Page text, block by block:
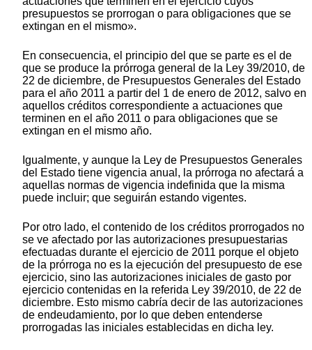
presupuestos se prorrogan o para obligaciones que se
extingan en el mismo».
En consecuencia, el principio del que se parte es el de
que se produce la prórroga general de la Ley 39/2010, de
22 de diciembre, de Presupuestos Generales del Estado
para el año 2011 a partir del 1 de enero de 2012, salvo en
aquellos créditos correspondiente a actuaciones que
terminen en el año 2011 o para obligaciones que se
extingan en el mismo año.
Igualmente, y aunque la Ley de Presupuestos Generales
del Estado tiene vigencia anual, la prórroga no afectará a
aquellas normas de vigencia indefinida que la misma
puede incluir; que seguirán estando vigentes.
Por otro lado, el contenido de los créditos prorrogados no
se ve afectado por las autorizaciones presupuestarias
efectuadas durante el ejercicio de 2011 porque el objeto
de la prórroga no es la ejecución del presupuesto de ese
ejercicio, sino las autorizaciones iniciales de gasto por
ejercicio contenidas en la referida Ley 39/2010, de 22 de
diciembre. Esto mismo cabría decir de las autorizaciones
de endeudamiento, por lo que deben entenderse
prorrogadas las iniciales establecidas en dicha ley.